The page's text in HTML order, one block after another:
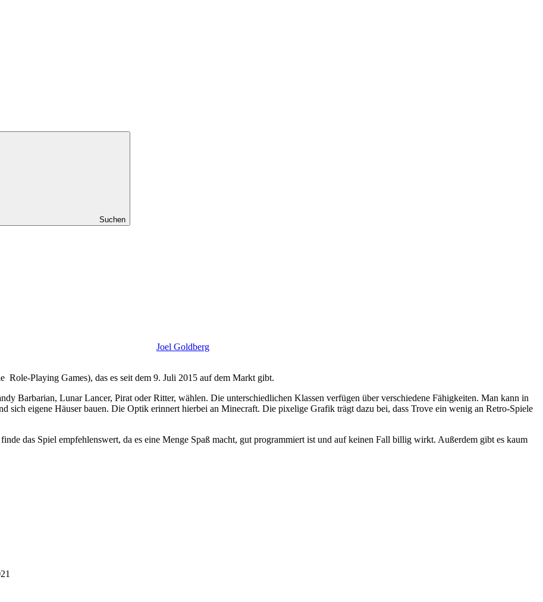
Suchen
Joel Goldberg
Playing Games), das es seit dem 9. Juli 2015 auf dem Markt gibt.
Barbarian, Lunar Lancer, Pirat oder Ritter, wählen. Die unterschiedlichen Klassen verfügen über verschiedene Fähigkeiten. Man kann in
sich eigene Häuser bauen. Die Optik erinnert hierbei an Minecraft. Die pixelige Grafik trägt dazu bei, dass Trove ein wenig an Retro-Spiele
das Spiel empfehlenswert, da es eine Menge Spaß macht, gut programmiert ist und auf keinen Fall billig wirkt. Außerdem gibt es kaum